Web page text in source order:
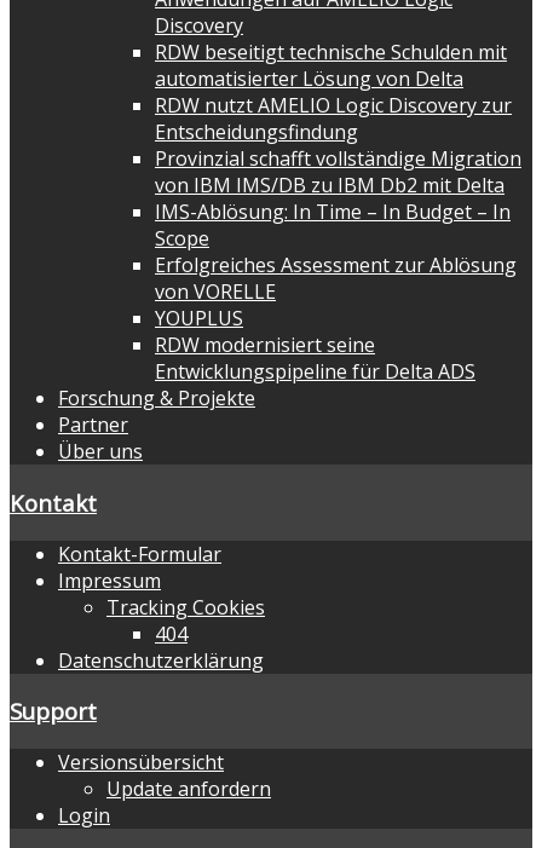
Discovery
RDW beseitigt technische Schulden mit
automatisierter Lösung von Delta
RDW nutzt AMELIO Logic Discovery zur
Entscheidungsfindung
Provinzial schafft vollständige Migration
von IBM IMS/DB zu IBM Db2 mit Delta
IMS-Ablösung: In Time – In Budget – In
Scope
Erfolgreiches Assessment zur Ablösung
von VORELLE
YOUPLUS
RDW modernisiert seine
Entwicklungspipeline für Delta ADS
Forschung & Projekte
Partner
Über uns
Kontakt
Kontakt-Formular
Impressum
Tracking Cookies
404
Datenschutzerklärung
Support
Versionsübersicht
Update anfordern
Login